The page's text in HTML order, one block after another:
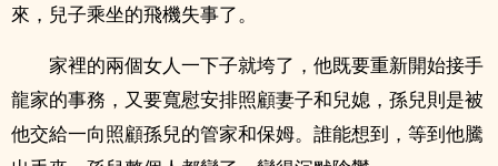
來，兒子乘坐的飛機失事了。
家裡的兩個女人一下子就垮了，他既要重新開始接手
龍家的事務，又要寬慰安排照顧妻子和兒媳，孫兒則是被
他交給一向照顧孫兒的管家和保姆。誰能想到，等到他騰